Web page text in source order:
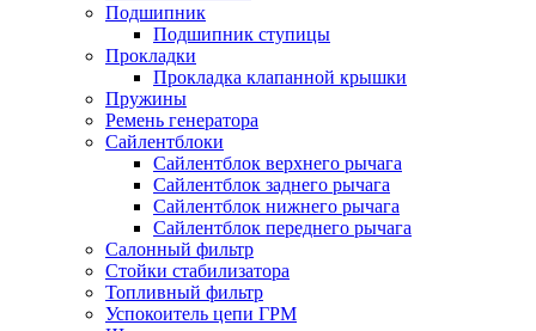
Подшипник
Подшипник ступицы
Прокладки
Прокладка клапанной крышки
Пружины
Ремень генератора
Сайлентблоки
Сайлентблок верхнего рычага
Сайлентблок заднего рычага
Сайлентблок нижнего рычага
Сайлентблок переднего рычага
Салонный фильтр
Стойки стабилизатора
Топливный фильтр
Успокоитель цепи ГРМ